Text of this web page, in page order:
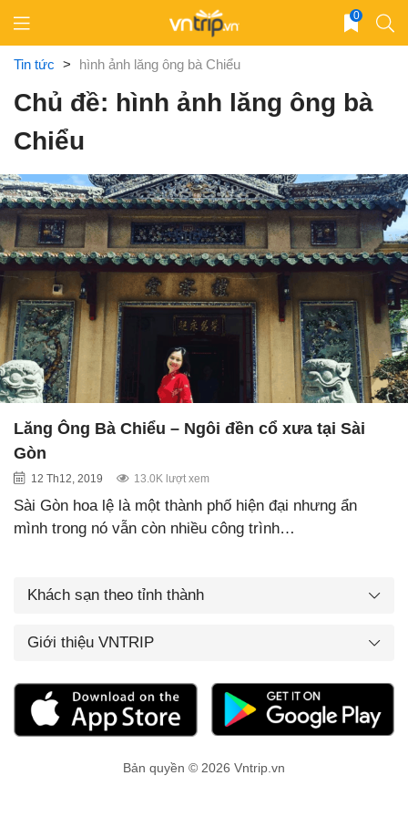
content
0
Tin tức > hình ảnh lăng ông bà Chiểu
Chủ đề: hình ảnh lăng ông bà
Chiểu
Lăng Ông Bà Chiểu – Ngôi đền cổ xưa tại Sài
Gòn
12 Th12, 2019 13.0K lượt xem
Sài Gòn hoa lệ là một thành phố hiện đại nhưng ẩn
mình trong nó vẫn còn nhiều công trình…
Khách sạn theo tỉnh thành
Giới thiệu VNTRIP
Bản quyền © 2026 Vntrip.vn